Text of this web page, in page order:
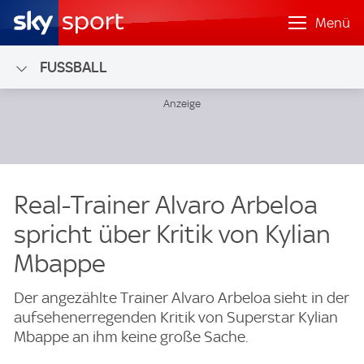
Menü
FUSSBALL
Real-Trainer Alvaro Arbeloa
spricht über Kritik von Kylian
Mbappe
Der angezählte Trainer Alvaro Arbeloa sieht in der
aufsehenerregenden Kritik von Superstar Kylian
Mbappe an ihm keine große Sache.